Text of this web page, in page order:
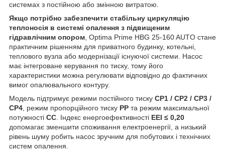
системах з постійною або змінною витратою.
Якщо потрібно забезпечити стабільну циркуляцію
теплоносія в системі опалення з підвищеним
гідравлічним опором, Optima Prime HBG 25-160 AUTO стане
практичним рішенням для приватного будинку, котельні,
теплового вузла або модернізації існуючої системи. Насос
має інтегроване керування по тиску, тому його
характеристики можна регулювати відповідно до фактичних
вимог опалювального контуру.
Модель підтримує режими постійного тиску CP1 / CP2 / CP3 /
CP4, режим пропорційного тиску PP та режим максимальної
потужності CC. Індекс енергоефективності EEI ≤ 0,20
допомагає зменшити споживання електроенергії, а низький
рівень шуму робить насос зручним для побутових і технічних
систем опалення.